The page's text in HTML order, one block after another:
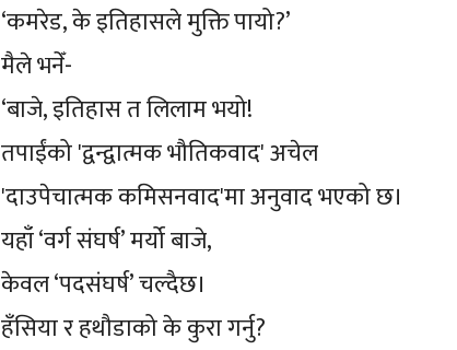
‘कमरेड, के इतिहासले मुक्ति पायो?’
मैले भनेँ-
‘बाजे, इतिहास त लिलाम भयो!
तपाईंको 'द्वन्द्वात्मक भौतिकवाद' अचेल
'दाउपेचात्मक कमिसनवाद'मा अनुवाद भएको छ।
यहाँ ‘वर्ग संघर्ष’ मर्यो बाजे,
केवल ‘पदसंघर्ष’ चल्दैछ।
हँसिया र हथौडाको के कुरा गर्नु?